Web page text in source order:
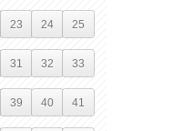
23 24 25
31 32 33
39 40 41